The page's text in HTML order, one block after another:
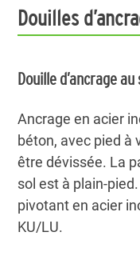
Douilles
Douille d’ancrage
Ancrage en acier
béton, avec pied à
être dévissée. La
sol est à plain-
pivotant en acier
KU/LU.